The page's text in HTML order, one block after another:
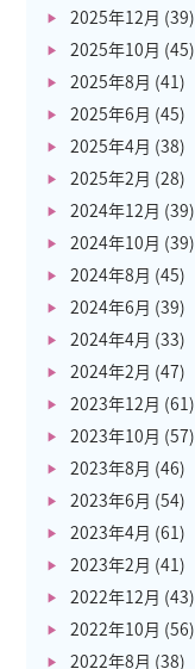
2025年12月 (39)
2025年10月 (45)
2025年8月 (41)
2025年6月 (45)
2025年4月 (38)
2025年2月 (28)
2024年12月 (39)
2024年10月 (39)
2024年8月 (45)
2024年6月 (39)
2024年4月 (33)
2024年2月 (47)
2023年12月 (61)
2023年10月 (57)
2023年8月 (46)
2023年6月 (54)
2023年4月 (61)
2023年2月 (41)
2022年12月 (43)
2022年10月 (56)
2022年8月 (38)